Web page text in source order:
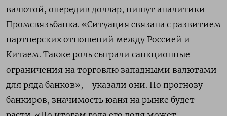
валютой, опередив доллар, пишут аналитики
Промсвязьбанка. «Ситуация связана с развитием
партнерских отношений между Россией и
Китаем. Также роль сыграли санкционные
ограничения на торговлю западными валютами
для ряда банков», - указали они. По прогнозу
банкиров, значимость юаня на рынке будет